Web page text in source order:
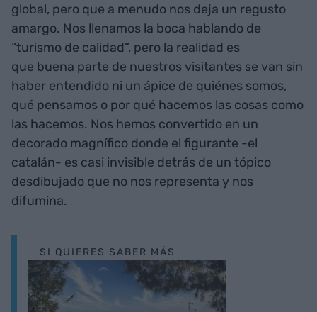
global, pero que a menudo nos deja un regusto
amargo. Nos llenamos la boca hablando de
“turismo de calidad”, pero la realidad es
que buena parte de nuestros visitantes se van sin
haber entendido ni un ápice de quiénes somos,
qué pensamos o por qué hacemos las cosas como
las hacemos. Nos hemos convertido en un
decorado magnífico donde el figurante -el
catalán- es casi invisible detrás de un tópico
desdibujado que no nos representa y nos
difumina.
SI QUIERES SABER MÁS